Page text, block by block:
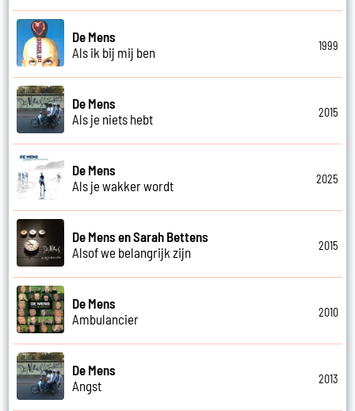
De Mens
Als ik bij mij ben
1999
De Mens
Als je niets hebt
2015
De Mens
Als je wakker wordt
2025
De Mens en Sarah Bettens
Alsof we belangrijk zijn
2015
De Mens
Ambulancier
2010
De Mens
Angst
2013